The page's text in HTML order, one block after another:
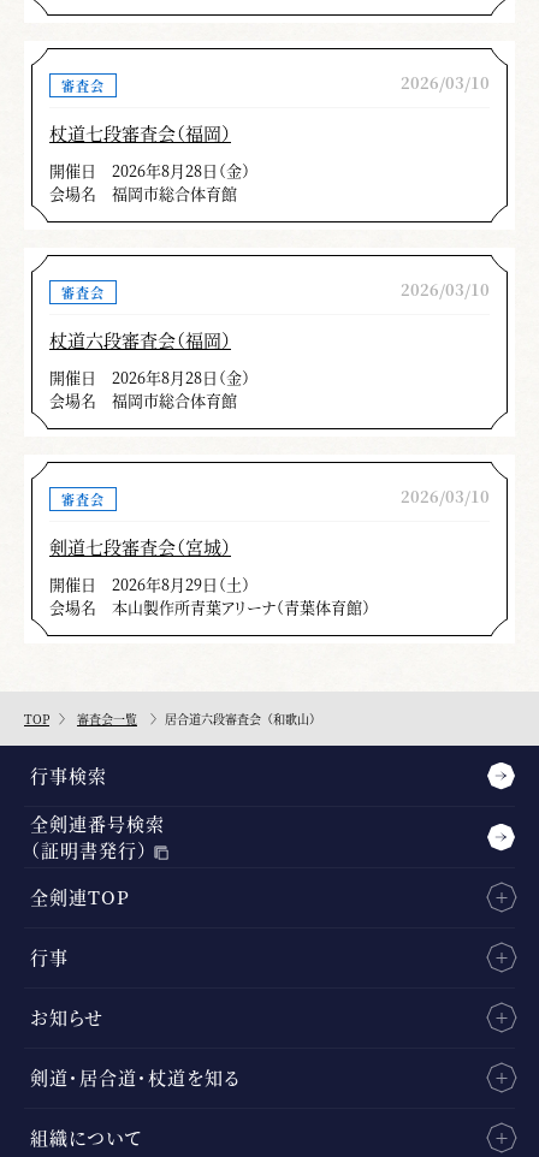
審査会 2026/03/10
杖道七段審査会（福岡）
開催日
2026年8月28日（金）
会場名
福岡市総合体育館
審査会 2026/03/10
杖道六段審査会（福岡）
開催日
2026年8月28日（金）
会場名
福岡市総合体育館
審査会 2026/03/10
剣道七段審査会（宮城）
開催日
2026年8月29日（土）
会場名
本山製作所青葉アリーナ（青葉体育館）
TOP 審査会一覧 居合道六段審査会（和歌山）
行事検索
全剣連番号検索
（証明書発行）
全剣連TOP
行事
お知らせ
剣道・居合道・杖道を知る
組織について